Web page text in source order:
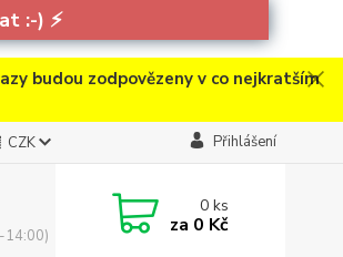
:-) ⚡
budou zodpovězeny v co nejkratším
CZK Přihlášení
14:00)
0ks
za 0 Kč